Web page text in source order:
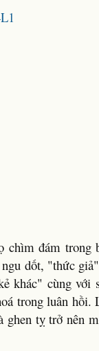
chìm đám trong
dốt, "thức
khác" cùng với
trong luân hồi.
tỵ trở nên